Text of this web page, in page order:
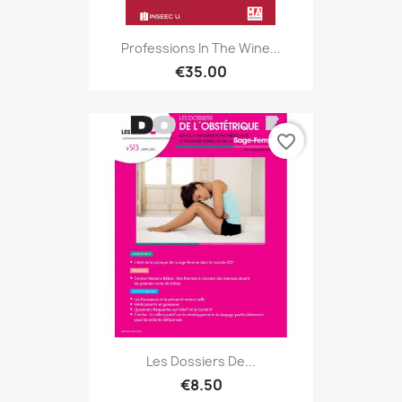
Professions In The Wine...
€35.00
Les Dossiers De...
€8.50
favorite_border